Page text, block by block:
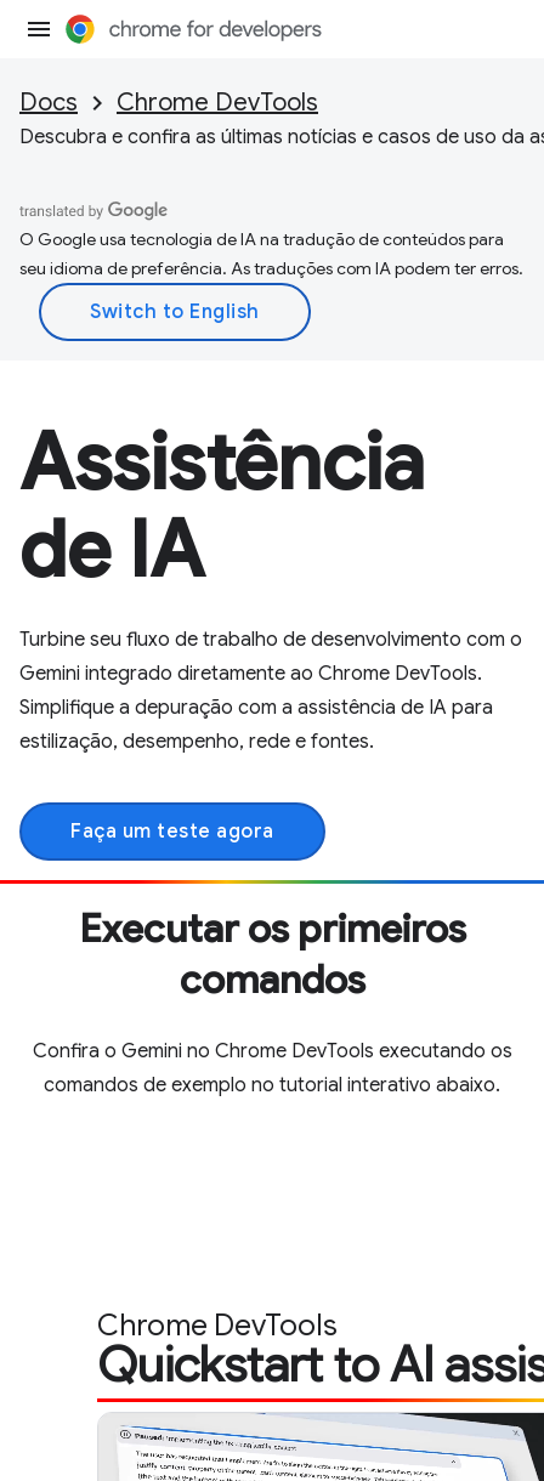
Docs Chrome DevTools
Descubra e confira as últimas notícias e casos de uso da
O Google usa tecnologia de IA na tradução de conteúdos para
seu idioma de preferência. As traduções com IA podem ter erros.
Assistência
de IA
Turbine seu fluxo de trabalho de desenvolvimento com o
Gemini integrado diretamente ao Chrome DevTools.
Simplifique a depuração com a assistência de IA para
estilização, desempenho, rede e fontes.
Faça um teste agora
Executar os primeiros
comandos
Confira o Gemini no Chrome DevTools executando os
comandos de exemplo no tutorial interativo abaixo.